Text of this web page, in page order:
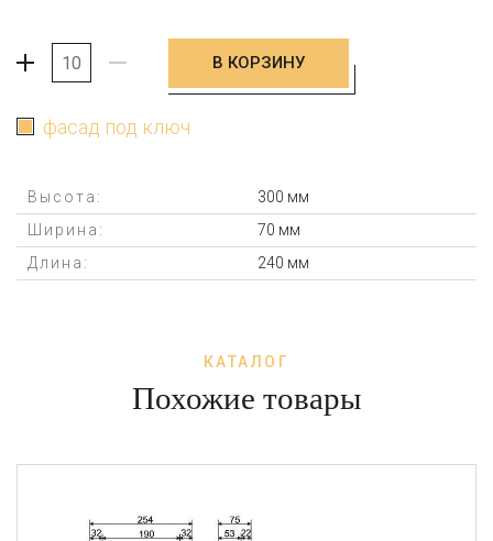
-
+ В КОРЗИНУ
фасад под ключ
Высота:
300 мм
Ширина:
70 мм
Длина:
240 мм
КАТАЛОГ
Похожие товары